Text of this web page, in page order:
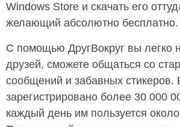
Windows Store и скачать его
желающий абсолютно бесплатно.
С помощью ДругВокруг вы легко
друзей, сможете общаться со
сообщений и забавных стикеров.
зарегистрировано более 30 000
каждый день им пользуется